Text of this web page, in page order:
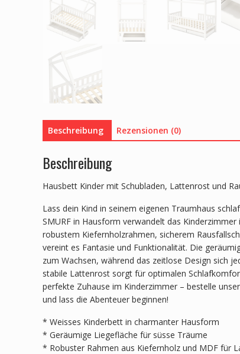
Beschreibung Rezensionen (0)
Beschreibung
Hausbett Kinder mit Schubladen, Lattenrost und
Lass dein Kind in seinem eigenen Traumhaus
SMURF in Hausform verwandelt das
robustem Kiefernholzrahmen, sicherem
vereint es Fantasie und Funktionalität. Die
zum Wachsen, während das zeitlose Design sich
stabile Lattenrost sorgt für optimalen
perfekte Zuhause im Kinderzimmer – bestelle
und lass die Abenteuer beginnen!
* Weisses Kinderbett in charmanter Hausform
* Geräumige Liegefläche für süsse Träume
* Robuster Rahmen aus Kiefernholz und MDF für